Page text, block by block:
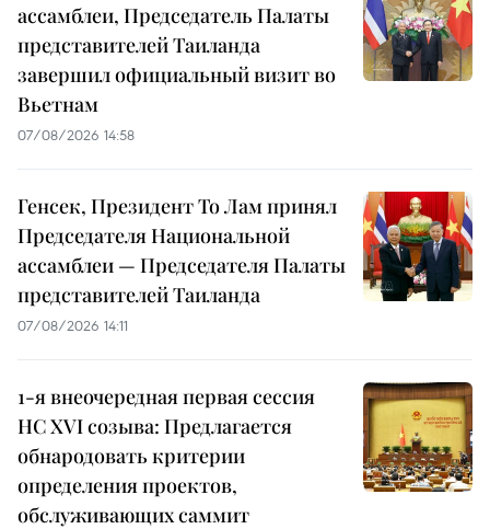
ассамблеи, Председатель Палаты
представителей Таиланда
завершил официальный визит во
Вьетнам
07/08/2026 14:58
Генсек, Президент То Лам принял
Председателя Национальной
ассамблеи — Председателя Палаты
представителей Таиланда
07/08/2026 14:11
1-я внеочередная первая сессия
НС XVI созыва: Предлагается
обнародовать критерии
определения проектов,
обслуживающих саммит